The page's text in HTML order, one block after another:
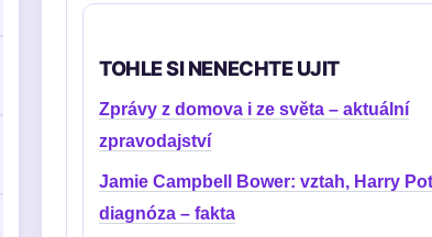
TOHLE SI NENECHTE UJIT
Zprávy z domova i ze světa – aktuální
zpravodajství
Jamie Campbell Bower: vztah, Harry
diagnóza – fakta